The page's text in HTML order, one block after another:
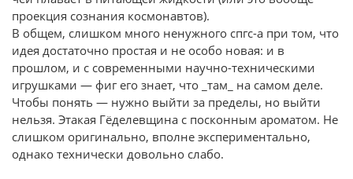
проекция сознания космонавтов).
В общем, слишком много ненужного спгс-а при том, что
идея достаточно простая и не особо новая: и в
прошлом, и с современными научно-техническими
игрушками — фиг его знает, что _там_ на самом деле.
Чтобы понять — нужно выйти за пределы, но выйти
нельзя. Этакая Гёделевщина с посконным ароматом. Не
слишком оригинально, вполне экспериментально,
однако технически довольно слабо.